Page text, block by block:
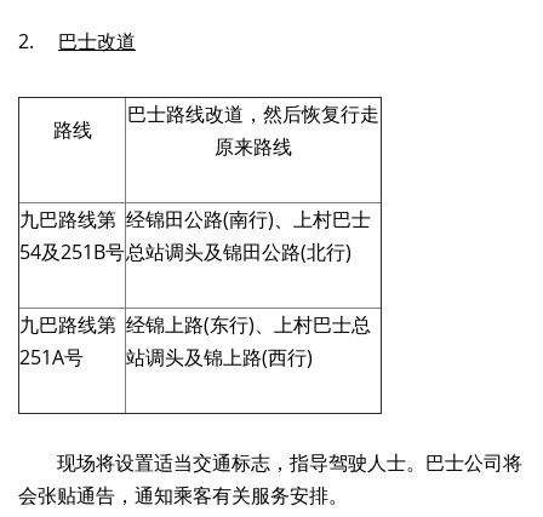
2. 巴士改道
路线
巴士路线改道，然后恢复行走
原来路线
九巴路线第
54及251B号
经锦田公路(南行)、上村巴士
总站调头及锦田公路(北行)
九巴路线第
251A号
经锦上路(东行)、上村巴士总
站调头及锦上路(西行)
现场将设置适当交通标志，指导驾驶人士。巴士公司将
会张贴通告，通知乘客有关服务安排。